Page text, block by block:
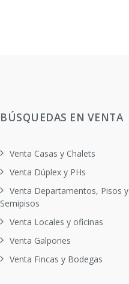
BÚSQUEDAS EN VENTA
Venta Casas y Chalets
Venta Dúplex y PHs
Venta Departamentos, Pisos y
Semipisos
Venta Locales y oficinas
Venta Galpones
Venta Fincas y Bodegas